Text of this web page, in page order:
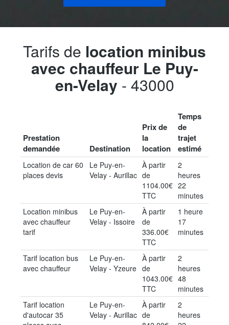
Tarifs de location minibus
avec chauffeur Le Puy-
en-Velay - 43000
Prestation
demandée
Destination
Prix de
la
location
Temps
de
trajet
estimé
Location de car 60
places devis
Le Puy-en-
Velay - Aurillac
À partir
de
1104.00€
TTC
2
heures
22
minutes
Location minibus
avec chauffeur
tarif
Le Puy-en-
Velay - Issoire
À partir
de
336.00€
TTC
1 heure
17
minutes
Tarif location bus
avec chauffeur
Le Puy-en-
Velay - Yzeure
À partir
de
1043.00€
TTC
2
heures
48
minutes
Tarif location
d'autocar 35
Le Puy-en-
Velay - Aurillac
À partir
de
2
heures